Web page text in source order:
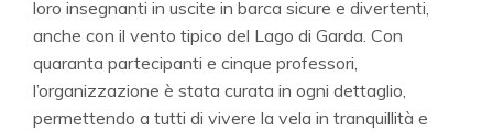
loro insegnanti in uscite in barca sicure e divertenti,
anche con il vento tipico del Lago di Garda. Con
quaranta partecipanti e cinque professori,
l’organizzazione è stata curata in ogni dettaglio,
permettendo a tutti di vivere la vela in tranquillità e